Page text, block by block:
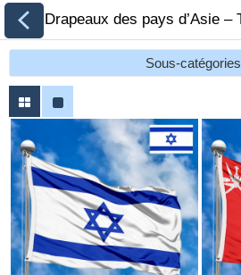
Tous les drapeaux
Drapeaux des pays
par continent
Drapeaux des
Sous-catégories